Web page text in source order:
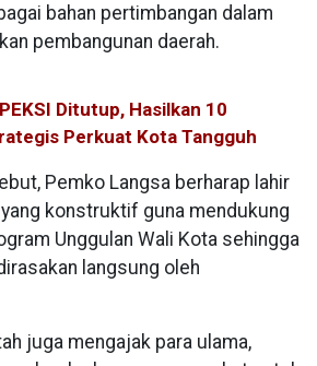
bahan pertimbangan dalam
pembangunan daerah.
Ditutup, Hasilkan 10
Perkuat Kota Tangguh
Pemko Langsa berharap lahir
konstruktif guna mendukung
Unggulan Wali Kota sehingga
langsung oleh
juga mengajak para ulama,